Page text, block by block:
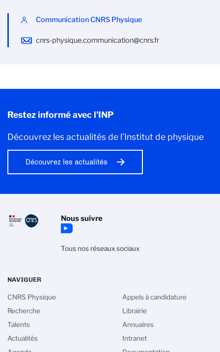
Communication CNRS Physique
cnrs-physique.communication@cnrs.fr
Restez informé avec l'INP
Découvrez les actualités de l’Institut de physique
Découvrez les actualités
Nous suivre
Tous nos réseaux sociaux
NAVIGUER
CNRS Physique
Recherche
Talents
Actualités
Appels à candidature
Librairie
Annuaires
Intranet